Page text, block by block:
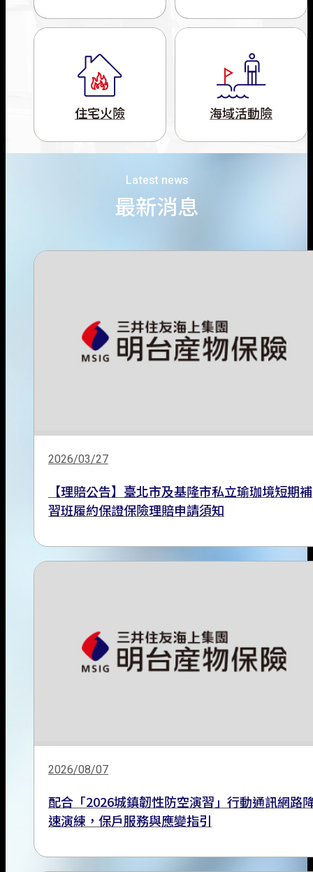
住宅火險 海域活動險
Latest news
最新消息
2026/03/27
【理賠公告】臺北市及基隆市私立瑜珈境短期補
習班履約保證保險理賠申請須知
2026/08/07
配合「2026城鎮韌性防空演習」行動通訊網路
速演練，保戶服務與應變指引